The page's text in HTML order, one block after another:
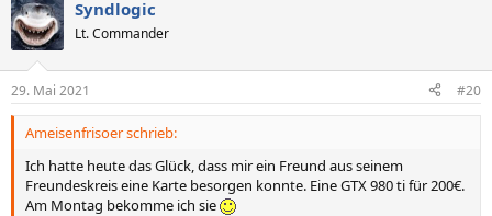
Syndlogic
Lt. Commander
29. Mai 2021 #20
Ameisenfrisoer schrieb:
Ich hatte heute das Glück, dass mir ein Freund aus seinem
Freundeskreis eine Karte besorgen konnte. Eine GTX 980 ti für 200€.
Am Montag bekomme ich sie